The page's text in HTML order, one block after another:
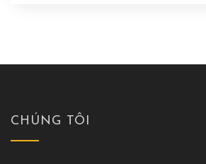
CHÚNG TÔI